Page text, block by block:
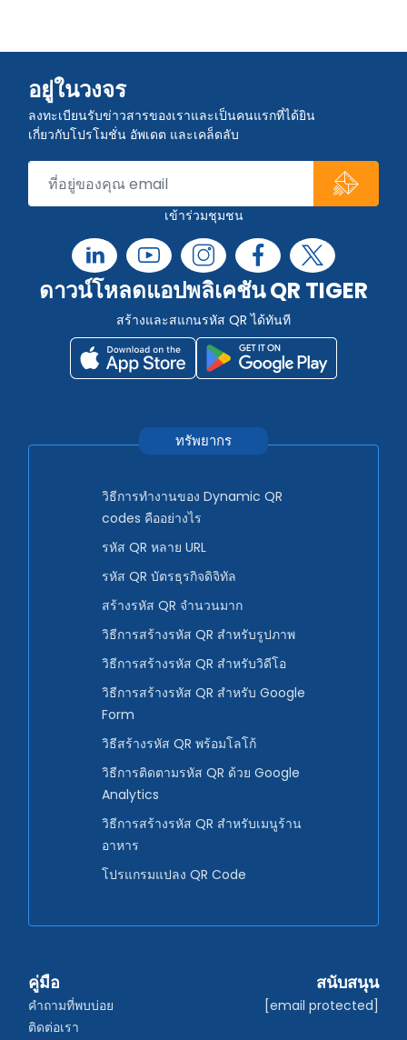
อยู่ในวงจร
ลงทะเบียนรับข่าวสารของเราและเป็นคนแรกที่ได้ยิน
เกี่ยวกับโปรโมชั่น อัพเดต และเคล็ดลับ
เข้าร่วมชุมชน
ดาวน์โหลดแอปพลิเคชัน QR TIGER
สร้างและสแกนรหัส QR ได้ทันที
ทรัพยากร
วิธีการทำงานของ Dynamic QR
codes คืออย่างไร
รหัส QR หลาย URL
รหัส QR บัตรธุรกิจดิจิทัล
สร้างรหัส QR จำนวนมาก
วิธีการสร้างรหัส QR สำหรับรูปภาพ
วิธีการสร้างรหัส QR สำหรับวิดีโอ
วิธีการสร้างรหัส QR สำหรับ Google
Form
วิธีสร้างรหัส QR พร้อมโลโก้
วิธีการติดตามรหัส QR ด้วย Google
Analytics
วิธีการสร้างรหัส QR สำหรับเมนูร้าน
อาหาร
โปรแกรมแปลง QR Code
คู่มือ
คำถามที่พบบ่อย
ติดต่อเรา
สนับสนุน
[email protected]